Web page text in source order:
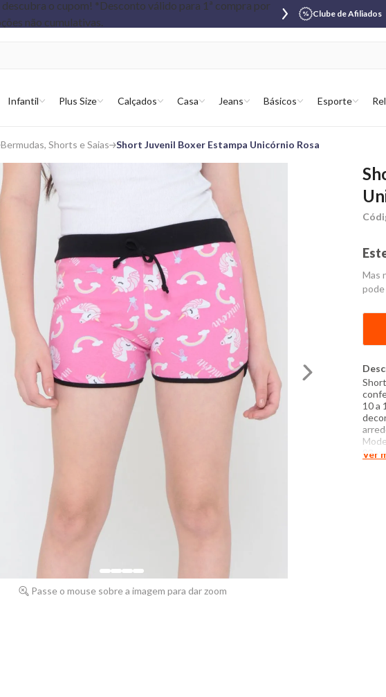
Clube de Afiliados
Infantil Plus Size Calçados Casa Jeans Básicos Esporte
Bermudas, Shorts e Saias Short Juvenil Boxer Estampa Unicórnio Rosa
Passe o mouse sobre a imagem para dar zoom
Mas
pode
10 a
Ver